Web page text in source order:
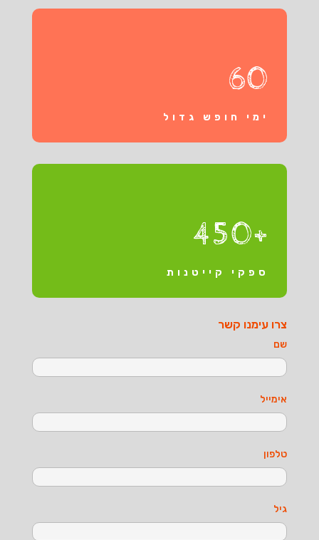
60
ימי חופש גדול
+450
ספקי קייטנות
צרו עימנו קשר
שם
אימייל
טלפון
גיל